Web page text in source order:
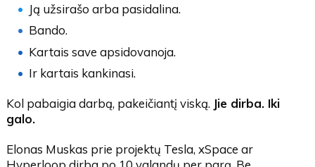
Ją užsirašo arba pasidalina.
Bando.
Kartais save apsidovanoja.
Ir kartais kankinasi.
Kol pabaigia darbą, pakeičiantį viską. Jie dirba. Iki
galo.
Elonas Muskas prie projektų Tesla, xSpace ar